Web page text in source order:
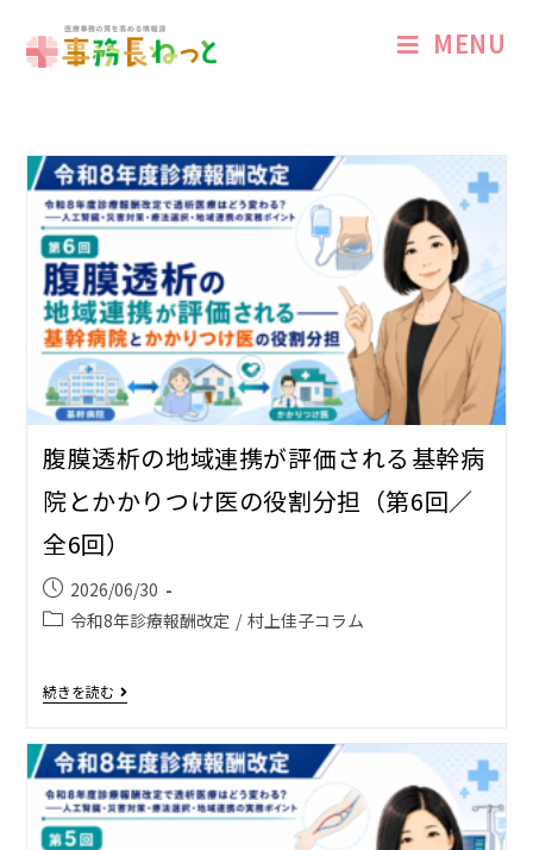
MENU
腹膜透析の地域連携が評価される――基幹病
院とかかりつけ医の役割分担（第6回／
全6回）
2026/06/30
令和8年診療報酬改定 / 村上佳子コラム
続きを読む